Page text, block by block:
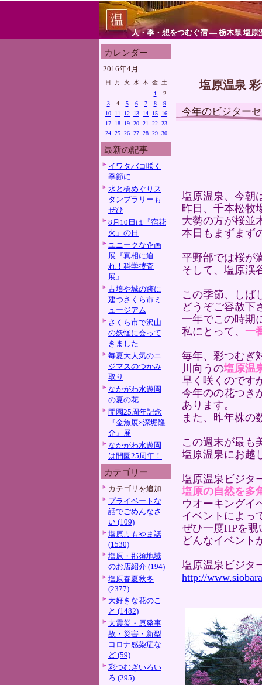
人・季・想をつむぐ宿 ― 栃木県 塩原
カレンダー
2016年4月
日 月 火 水 木 金
土
1
2
3
4 5 6 7 8
9
10
11 12 13 14 15
16
17
18 19 20 21 22 23
24 25 26 27 28 29 30
最新の記事
イワタバコ咲く
季節に
水と橋めぐりス
タンプラリーも
ぜひ
8月10日は『宿花
火」の日
ユニークな企画
展『真相に迫
れ！科学捜査
展』
古墳や城の跡に
建つさくら市ミ
ュージアム
さくら市で沢山
の妖怪に会って
きました
毎夏大人気のニ
ジマスのつかみ
取り
なかがわ水遊園
の夏の花
開園25周年記念
『金魚展×深堀隆
介』展
なかがわ水遊園
は開園25周年！
カテゴリー
カテゴリを追加
プライベートな
話でごめんなさ
い (109)
塩原よもやま話
(1530)
塩原・那須地域
のお店紹介 (194)
塩原春夏秋冬
(2377)
大好きな花のこ
と (1482)
大震災・原発事
故・災害・新型
コロナ感染症な
ど (59)
彩つむぎいろい
ろ (295)
塩原温泉
今年のビジター
塩原温泉、今朝
昨日、千本松牧
大勢の方が桜並
本日もまずまず
平野部では桜が
そして、塩原渓
この季節、しば
どうぞご容赦下
一年でこの時期
私にとって、 一
毎年、彩つむぎ
川向うの塩原温
早く咲くのです
今年のの花つき
あります。
また、昨年株の
この週末が最も
塩原温泉にお越
塩原温泉ビジタ
塩原の自然を多
ウオーキングイ
イベントによっ
ぜひ一度HPを
どんなイベント
塩原温泉ビジタ
http://